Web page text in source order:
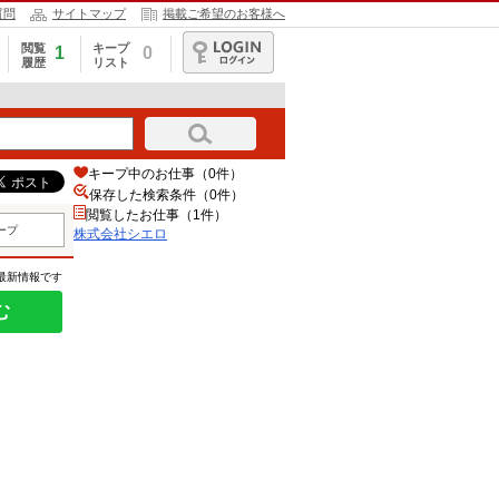
問 サイトマップ 掲載ご希望のお客様へ
閲覧
履歴
1
キープ
リスト
0
ログイン
プ
新情報です
キープ中のお仕事（0件）
保存した検索条件（0件）
閲覧したお仕事（1件）
株式会社シエロ